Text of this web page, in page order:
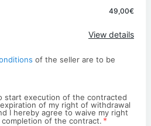
49,00€
View details
of the seller are to be
start execution of the contracted
of my right of withdrawal
I hereby agree to waive my right
of the contract. *